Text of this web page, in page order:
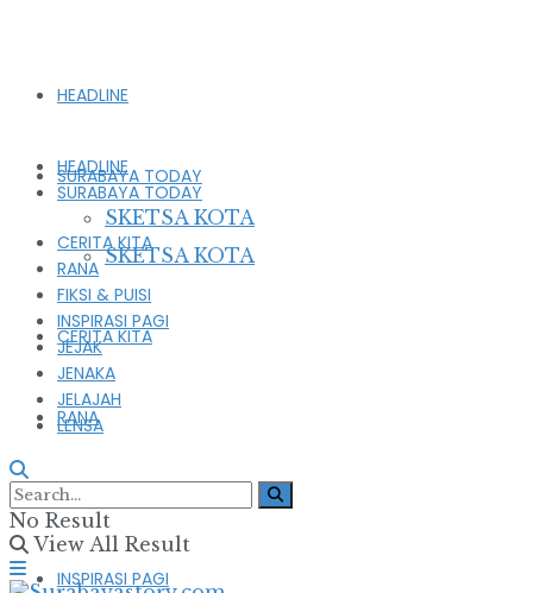
HEADLINE
SURABAYA TODAY
SKETSA KOTA
CERITA KITA
RANA
FIKSI & PUISI
INSPIRASI PAGI
HEADLINE
SURABAYA TODAY
SKETSA KOTA
CERITA KITA
RANA
FIKSI & PUISI
INSPIRASI PAGI
JEJAK
JENAKA
JELAJAH
LENSA
No Result
View All Result